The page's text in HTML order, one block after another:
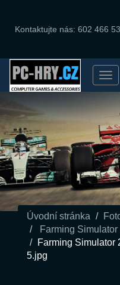
Kontaktujte nás: 602 466
Menu
Úvodní stránka
Farming
Farming Simulator
5.jpg